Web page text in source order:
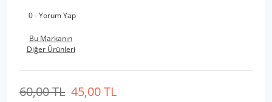
0 - Yorum Yap
Bu Markanın
Diğer Ürünleri
45,00 TL
60,00 TL